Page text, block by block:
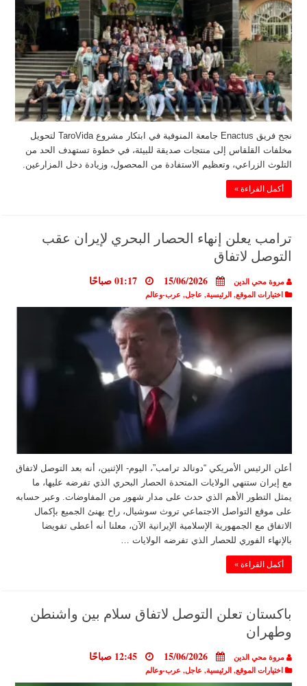
نجح فريق Enactus جامعة المنوفية في ابتكار مشروع TaroVida لتحويل
مخلفات القلقاس إلى منتجات صديقة للبيئة، في خطوة تستهدف الحد من
التلوث الزراعي، وتعظيم الاستفادة من المحصول، وزيادة دخل المزارعين.
أكمل القراءة »
ترامب يعلن إنهاء الحصار البحري لإيران عقب
التوصل لاتفاق
مروة محي الدين 15/06/2026 01:17 صباحًا
اختيارات الموقع,الرئيسية, عاجل, عرب-وعالم
أعلن الرئيس الأمريكي “دونالد ترامب”، اليوم- الإثنين، أنه بعد التوصل لاتفاق
مع إيران ستنهي الولايات المتحدة الحصار البحري الذي تفرضه عليها، ما
يمثل التطور الأهم الذي حدث على مدار شهور من المفاوضات. وعبر حسابه
على موقع التواصل الاجتماعي تروث سوشيال، راح يهنئ الجميع بإكمال
الاتفاق مع الجمهورية الإسلامية الإيرانية الآن، معلنا أنه أعطى تفويضا
بالإنهاء الفوري للحصار الذي تفرضه الولايات …
أكمل القراءة »
باكستان تعلن التوصل لاتفاق سلام بين واشنطن
وطهران
مروة محي الدين 15/06/2026 12:45 صباحًا
اختيارات الموقع,الرئيسية, عاجل, عرب-وعالم